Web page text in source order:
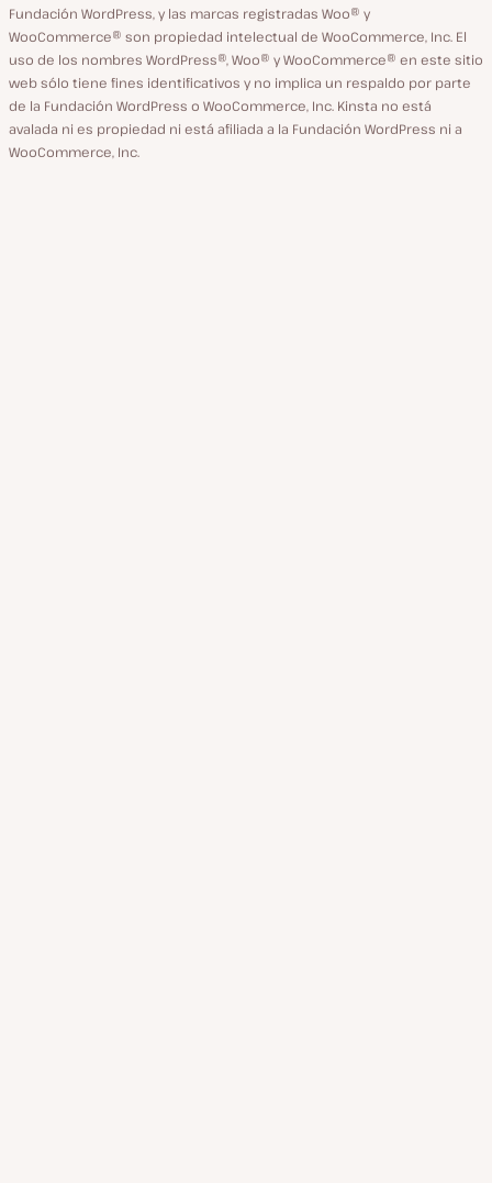
Fundación WordPress, y las marcas registradas Woo® y
WooCommerce® son propiedad intelectual de WooCommerce, Inc. El
uso de los nombres WordPress®, Woo® y WooCommerce® en este sitio
web sólo tiene fines identificativos y no implica un respaldo por parte
de la Fundación WordPress o WooCommerce, Inc. Kinsta no está
avalada ni es propiedad ni está afiliada a la Fundación WordPress ni a
WooCommerce, Inc.